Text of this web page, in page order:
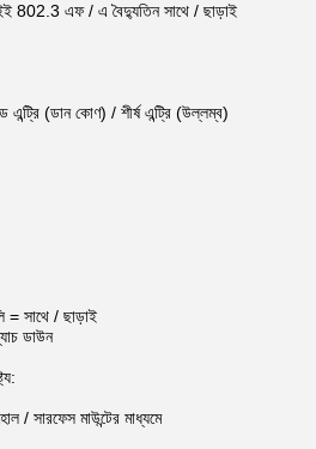
802.3 এফ / এ বৈদ্যুতিন সাথে / ছাড়াই
এন্ট্রি (ডান কোণ) / শীর্ষ এন্ট্রি (উল্লম্ব)
= সাথে / ছাড়াই
ডাউন
/ সারফেস মাউন্টের মাধ্যমে